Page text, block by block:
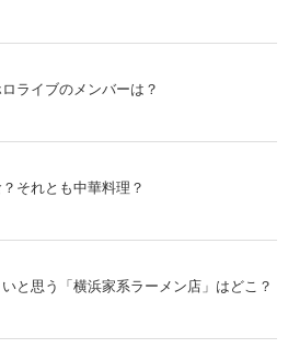
ライブのメンバーは？
それとも中華料理？
と思う「横浜家系ラーメン店」はどこ？